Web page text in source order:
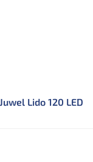
Juwel Lido 120 LED